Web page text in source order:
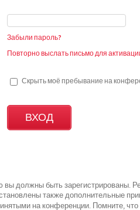
Забыли пароль?
Повторно выслать письмо для
Скрыть моё пребывание на
должны быть зарегистрированы.
также дополнительные
на конференции. Помните,